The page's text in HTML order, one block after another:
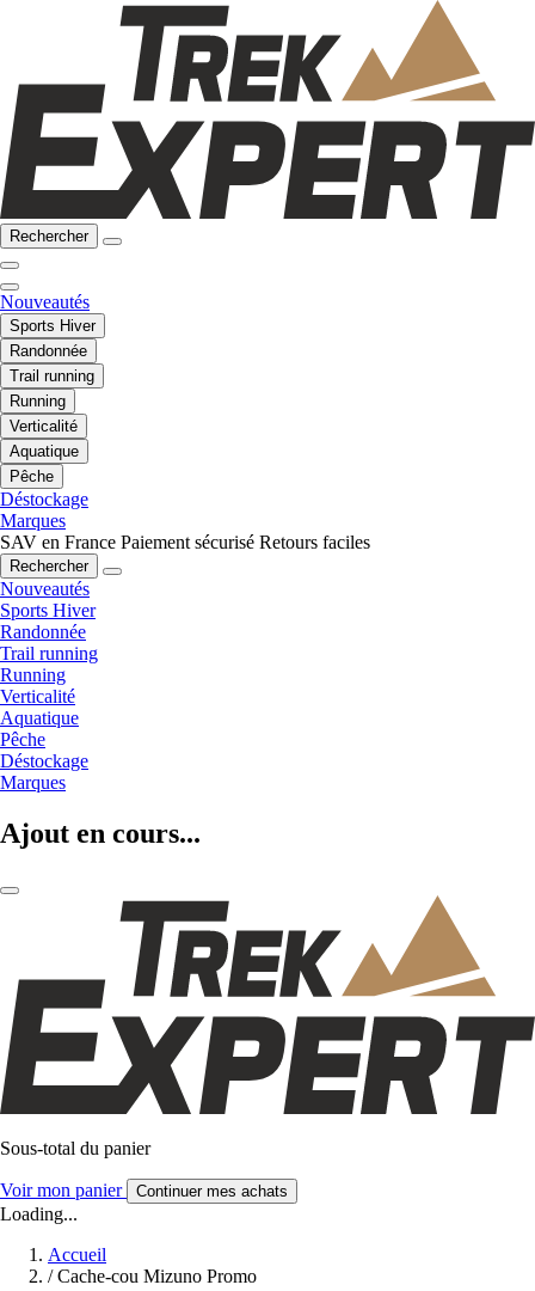
Rechercher
Nouveautés
Sports Hiver
Randonnée
Trail running
Running
Verticalité
Aquatique
Pêche
Déstockage
Marques
SAV en France Paiement sécurisé Retours faciles
Rechercher
Nouveautés
Sports Hiver
Randonnée
Trail running
Running
Verticalité
Aquatique
Pêche
Déstockage
Marques
Ajout en cours...
Sous-total du panier
Voir mon panier Continuer mes achats
Loading...
Accueil
/ Cache-cou Mizuno Promo